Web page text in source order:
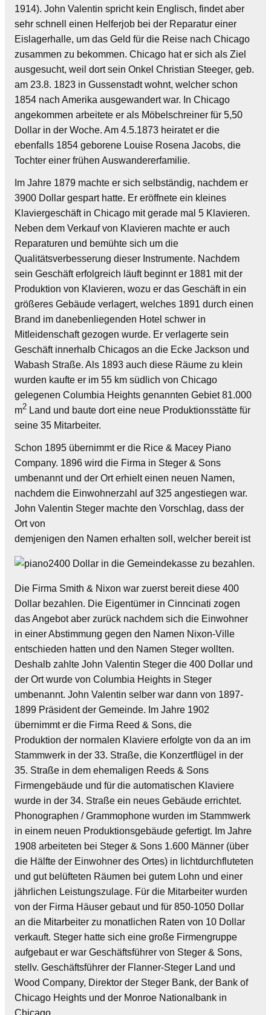
1914). John Valentin spricht kein Englisch, findet aber
sehr schnell einen Helferjob bei der Reparatur einer
Eislagerhalle, um das Geld für die Reise nach Chicago
zusammen zu bekommen. Chicago hat er sich als Ziel
ausgesucht, weil dort sein Onkel Christian Steeger, geb.
am 23.8. 1823 in Gussenstadt wohnt, welcher schon
1854 nach Amerika ausgewandert war. In Chicago
angekommen arbeitete er als Möbelschreiner für 5,50
Dollar in der Woche. Am 4.5.1873 heiratet er die
ebenfalls 1854 geborene Louise Rosena Jacobs, die
Tochter einer frühen Auswandererfamilie.
Im Jahre 1879 machte er sich selbständig, nachdem er
3900 Dollar gespart hatte. Er eröffnete ein kleines
Klaviergeschäft in Chicago mit gerade mal 5 Klavieren.
Neben dem Verkauf von Klavieren machte er auch
Reparaturen und bemühte sich um die
Qualitätsverbesserung dieser Instrumente. Nachdem
sein Geschäft erfolgreich läuft beginnt er 1881 mit der
Produktion von Klavieren, wozu er das Geschäft in ein
größeres Gebäude verlagert, welches 1891 durch einen
Brand im danebenliegenden Hotel schwer in
Mitleidenschaft gezogen wurde. Er verlagerte sein
Geschäft innerhalb Chicagos an die Ecke Jackson und
Wabash Straße. Als 1893 auch diese Räume zu klein
wurden kaufte er im 55 km südlich von Chicago
gelegenen Columbia Heights genannten Gebiet 81.000
m2 Land und baute dort eine neue Produktionsstätte für
seine 35 Mitarbeiter.
Schon 1895 übernimmt er die Rice & Macey Piano
Company. 1896 wird die Firma in Steger & Sons
umbenannt und der Ort erhielt einen neuen Namen,
nachdem die Einwohnerzahl auf 325 angestiegen war.
John Valentin Steger machte den Vorschlag, dass der
Ort von
demjenigen den Namen erhalten soll, welcher bereit ist
400 Dollar in die Gemeindekasse zu bezahlen.
Die Firma Smith & Nixon war zuerst bereit diese 400
Dollar bezahlen. Die Eigentümer in Cinncinati zogen
das Angebot aber zurück nachdem sich die Einwohner
in einer Abstimmung gegen den Namen Nixon-Ville
entschieden hatten und den Namen Steger wollten.
Deshalb zahlte John Valentin Steger die 400 Dollar und
der Ort wurde von Columbia Heights in Steger
umbenannt. John Valentin selber war dann von 1897-
1899 Präsident der Gemeinde. Im Jahre 1902
übernimmt er die Firma Reed & Sons, die
Produktion der normalen Klaviere erfolgte von da an im
Stammwerk in der 33. Straße, die Konzertflügel in der
35. Straße in dem ehemaligen Reeds & Sons
Firmengebäude und für die automatischen Klaviere
wurde in der 34. Straße ein neues Gebäude errichtet.
Phonographen / Grammophone wurden im Stammwerk
in einem neuen Produktionsgebäude gefertigt. Im Jahre
1908 arbeiteten bei Steger & Sons 1.600 Männer (über
die Hälfte der Einwohner des Ortes) in lichtdurchfluteten
und gut belüfteten Räumen bei gutem Lohn und einer
jährlichen Leistungszulage. Für die Mitarbeiter wurden
von der Firma Häuser gebaut und für 850-1050 Dollar
an die Mitarbeiter zu monatlichen Raten von 10 Dollar
verkauft. Steger hatte sich eine große Firmengruppe
aufgebaut er war Geschäftsführer von Steger & Sons,
stellv. Geschäftsführer der Flanner-Steger Land und
Wood Company, Direktor der Steger Bank, der Bank of
Chicago Heights und der Monroe Nationalbank in
Chicago.